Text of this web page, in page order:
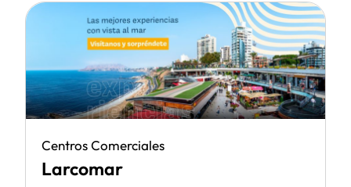
Centros Comerciales
Larcomar